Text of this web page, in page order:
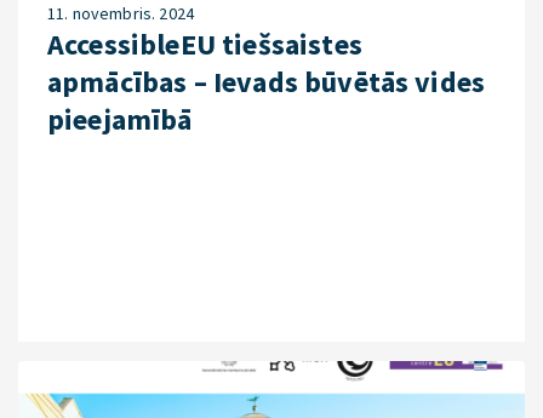
11. novembris. 2024
AccessibleEU tiešsaistes
apmācības – Ievads būvētās vides
pieejamībā